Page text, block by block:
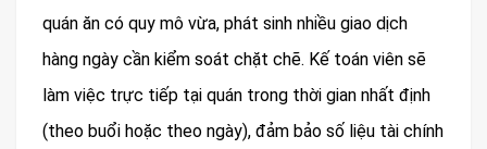
quán ăn có quy mô vừa, phát sinh nhiều giao dịch
hàng ngày cần kiểm soát chặt chẽ. Kế toán viên sẽ
làm việc trực tiếp tại quán trong thời gian nhất định
(theo buổi hoặc theo ngày), đảm bảo số liệu tài chính